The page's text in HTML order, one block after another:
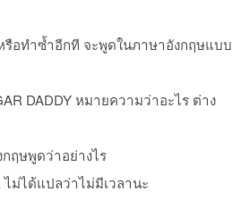
รือทำซ้ำอีกที จะพูดในภาษาอังกฤษแบบ
DADDY หมายความว่าอะไร ต่าง
ฤษพูดว่าอย่างไร
ไม่ได้แปลว่าไม่มีเวลานะ